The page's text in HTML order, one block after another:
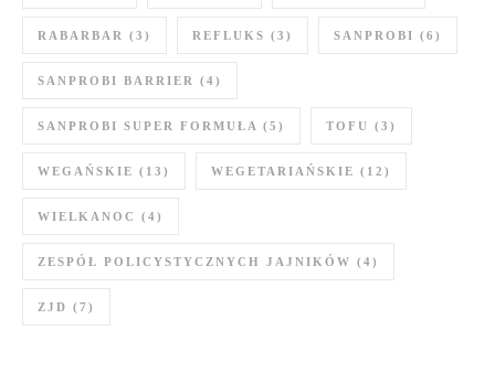
RABARBAR (3) REFLUKS (3) SANPROBI (6)
SANPROBI BARRIER (4)
SANPROBI SUPER FORMUŁA (5) TOFU (3)
WEGAŃSKIE (13) WEGETARIAŃSKIE (12)
WIELKANOC (4)
ZESPÓŁ POLICYSTYCZNYCH JAJNIKÓW (4)
ZJD (7)